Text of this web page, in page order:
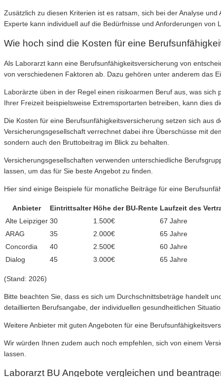
Zusätzlich zu diesen Kriterien ist es ratsam, sich bei der Analyse
Experte kann individuell auf die Bedürfnisse und Anforderungen
Wie hoch sind die Kosten für eine
Als Laborarzt kann eine Berufsunfähigkeitsversicherung von
von verschiedenen Faktoren ab. Dazu gehören unter anderem das
Laborärzte üben in der Regel einen risikoarmen Beruf aus, was
Ihrer Freizeit beispielsweise Extremsportarten betreiben, kann dies
Die Kosten für eine Berufsunfähigkeitsversicherung setzen sich
Versicherungsgesellschaft verrechnet dabei ihre Überschüsse mit
sondern auch den Bruttobeitrag im Blick zu behalten.
Versicherungsgesellschaften verwenden unterschiedliche
lassen, um das für Sie beste Angebot zu finden.
Hier sind einige Beispiele für monatliche Beiträge für eine
Anbieter Eintrittsalter Höhe der BU-Rente Laufzeit des
Alte Leipziger 30 1.500€
67 Jahre
ARAG
35 2.000€
65 Jahre
Concordia
40 2.500€
60 Jahre
Dialog
45 3.000€ 65 Jahre
(Stand: 2026)
Bitte beachten Sie, dass es sich um Durchschnittsbeträge handelt
detaillierten Berufsangabe, der individuellen gesundheitlichen
Weitere Anbieter mit guten Angeboten für eine
Wir würden Ihnen zudem auch noch empfehlen, sich von einem
lassen.
Laborarzt BU Angebote vergleichen und